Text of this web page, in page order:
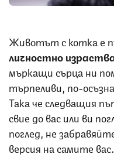
Животът с котка е
личностно
мъркащи сърца ни
търпеливи, по-
Така че следващия
свие до вас или ви
поглед, не
версия на самите вас.